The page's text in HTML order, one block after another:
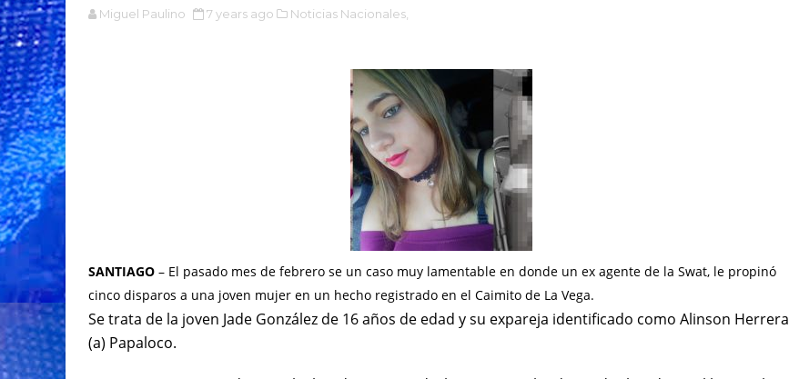
Miguel Paulino 7 years ago Noticias Nacionales,
SANTIAGO – El pasado mes de febrero se un caso muy lamentable en donde un ex agente de la Swat, le propinó
cinco disparos a una joven mujer en un hecho registrado en el Caimito de La Vega.
Se trata de la joven Jade González de 16 años de edad y su expareja identificado como Alinson Herrera
(a) Papaloco.